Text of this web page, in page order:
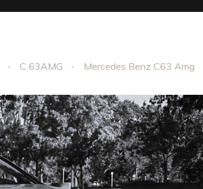
C 63AMG Mercedes Benz C63 Amg